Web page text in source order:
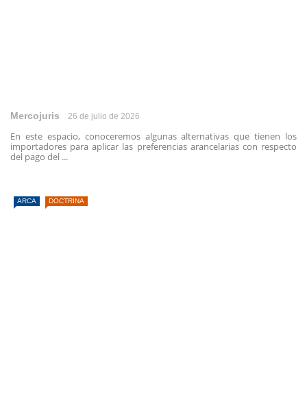
Mercojuris 26 de julio de 2026
En este espacio, conoceremos algunas alternativas que tienen los
importadores para aplicar las preferencias arancelarias con respecto
del pago del ...
ARCA DOCTRINA